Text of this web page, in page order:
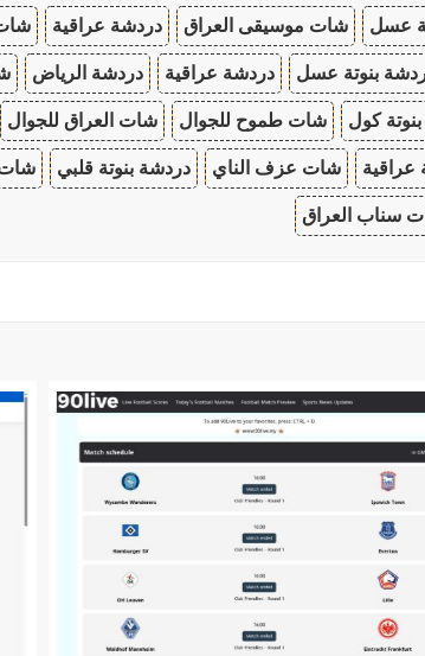
عسل شات موسيقى العراق دردشة عراقية
بنوتة عسل دردشة عراقية دردشة الرياض
كول شات طموح للجوال شات العراق للجوال
عراقية شات عزف الناي دردشة بنوتة قلبي شات
سناب العراق